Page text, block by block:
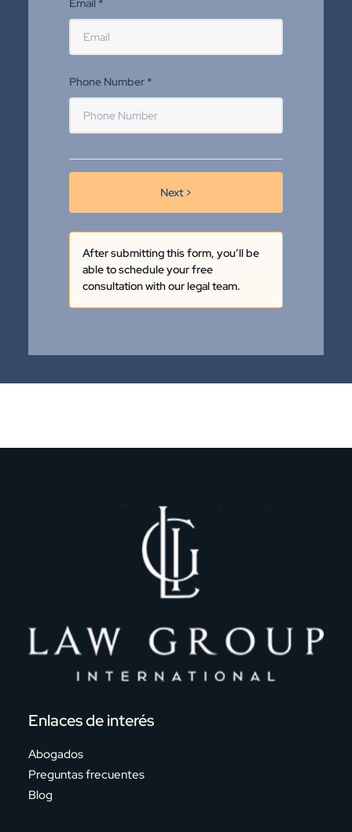
Email *
Phone Number *
Next >
After submitting this form, you’ll be
able to schedule your free
consultation with our legal team.
Enlaces de interés
Abogados
Preguntas frecuentes
Blog